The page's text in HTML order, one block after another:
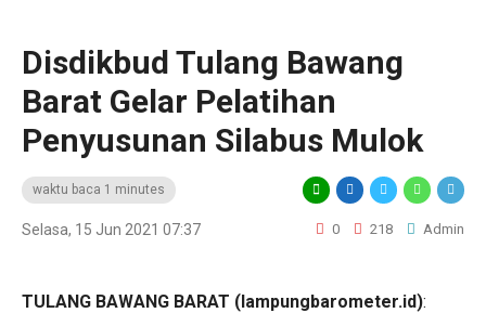
Disdikbud Tulang Bawang
Barat Gelar Pelatihan
Penyusunan Silabus Mulok
waktu baca 1 minutes
Selasa, 15 Jun 2021 07:37 0 218 Admin
TULANG BAWANG BARAT (lampungbarometer.id):